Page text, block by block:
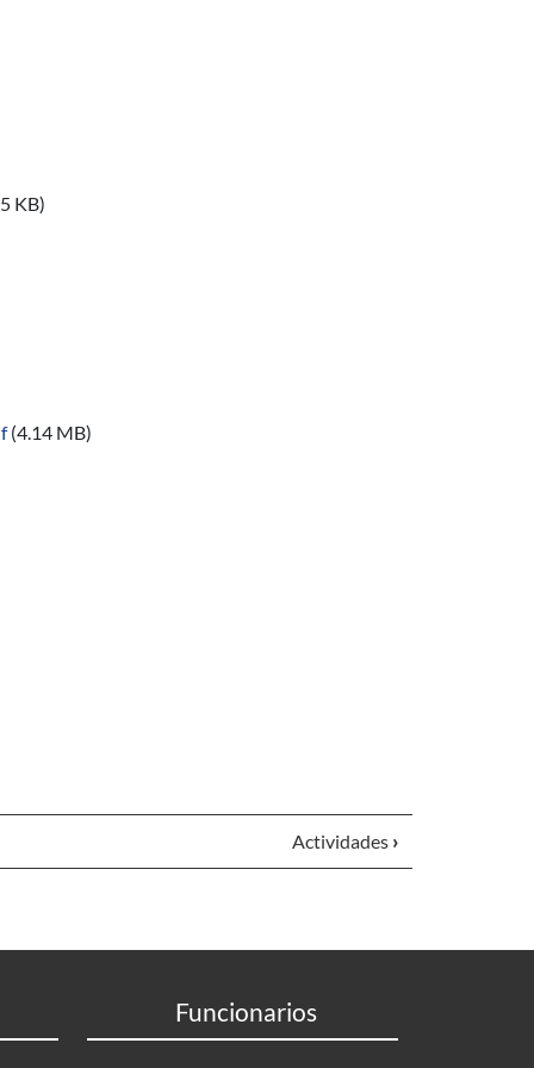
KB)
(4.14 MB)
Actividades ›
Funcionarios